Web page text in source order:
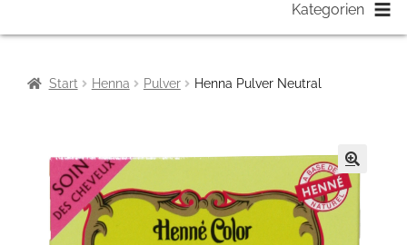
springen
springen
Kategorien
Start Henna Pulver Henna Pulver Neutral
🔍